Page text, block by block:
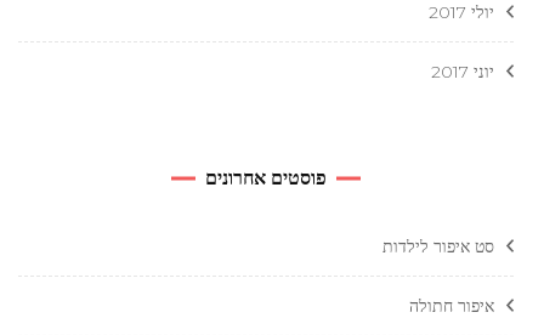
יולי 2017
יוני 2017
פוסטים אחרונים
סט איפור לילדות
איפור חתולה